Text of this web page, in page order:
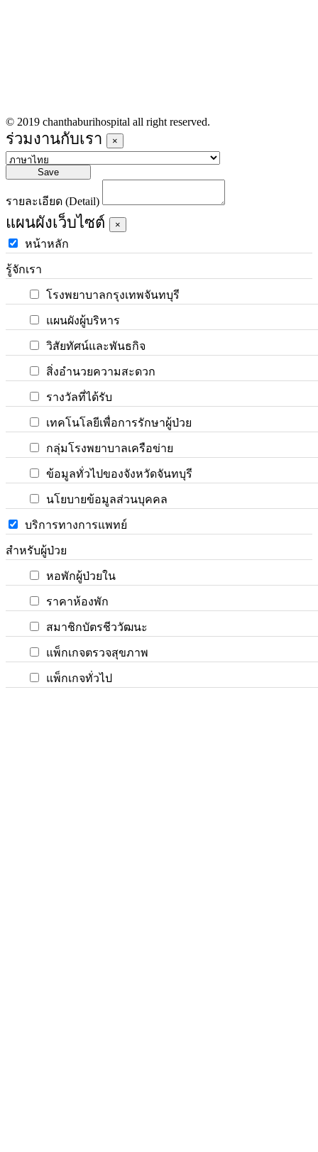
© 2019 chanthaburihospital all right reserved.
ร่วมงานกับเรา ×
Save
รายละเอียด (Detail)
แผนผังเว็บไซต์ ×
หน้าหลัก
รู้จักเรา
โรงพยาบาลกรุงเทพจันทบุรี
แผนผังผู้บริหาร
วิสัยทัศน์และพันธกิจ
สิ่งอำนวยความสะดวก
รางวัลที่ได้รับ
เทคโนโลยีเพื่อการรักษาผู้ป่วย
กลุ่มโรงพยาบาลเครือข่าย
ข้อมูลทั่วไปของจังหวัดจันทบุรี
นโยบายข้อมูลส่วนบุคคล
บริการทางการแพทย์
สำหรับผู้ป่วย
หอพักผู้ป่วยใน
ราคาห้องพัก
สมาชิกบัตรชีววัฒนะ
แพ็กเกจตรวจสุขภาพ
แพ็กเกจทั่วไป